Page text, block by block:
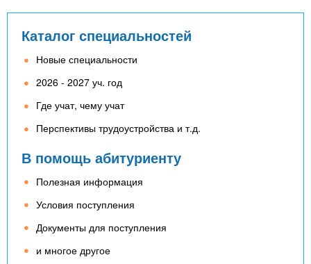
Каталог специальностей
Новые специальности
2026 - 2027 уч. год
Где учат, чему учат
Перспективы трудоустройства и т.д.
В помощь абитуриенту
Полезная информация
Условия поступления
Документы для поступления
и многое другое